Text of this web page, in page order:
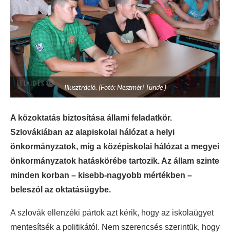
Illusztráció. (Fotó: Neszméri Tünde )
A közoktatás biztosítása állami feladatkör.
Szlovákiában az alapiskolai hálózat a helyi
önkormányzatok, míg a középiskolai hálózat a megyei
önkormányzatok hatáskörébe tartozik. Az állam szinte
minden korban – kisebb-nagyobb mértékben –
beleszól az oktatásügybe.
A szlovák ellenzéki pártok azt kérik, hogy az iskolaügyet
mentesítsék a politikától. Nem szerencsés szerintük, hogy